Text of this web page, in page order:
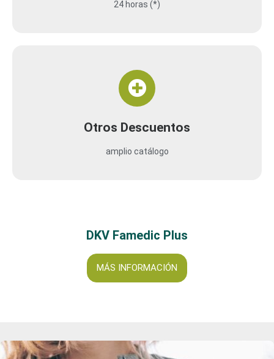
24 horas (*)
Otros Descuentos
amplio catálogo
Amplio catálogo servicios DKV Famedic Salud y
DKV Famedic Plus
MÁS INFORMACIÓN